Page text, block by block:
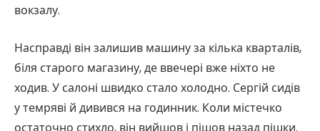
вокзалу.
Насправді він залишив машину за кілька кварталів,
біля старого магазину, де ввечері вже ніхто не
ходив. У салоні швидко стало холодно. Сергій сидів
у темряві й дивився на годинник. Коли містечко
остаточно стихло, він вийшов і пішов назад пішки.